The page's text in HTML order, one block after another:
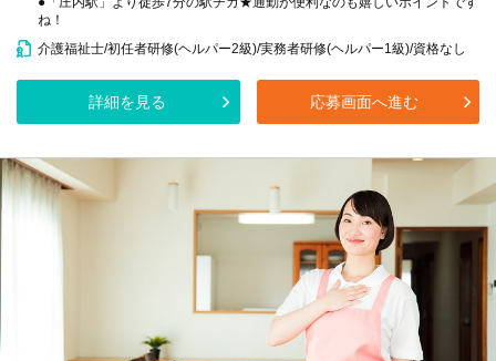
ね！
介護福祉士/初任者研修(ヘルパー2級)/実務者研修(ヘルパー1級)/資格なし
詳細を見る 応募画面へ進む